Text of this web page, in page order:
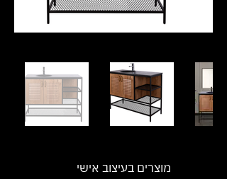
מוצרים בעיצוב אישי